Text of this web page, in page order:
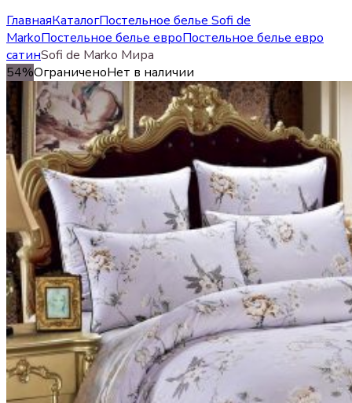
ГлавнаяКаталогПостельное белье Sofi de
MarkoПостельное белье евроПостельное белье евро
сатинSofi de Marko Мира
54%ОграниченоНет в наличии